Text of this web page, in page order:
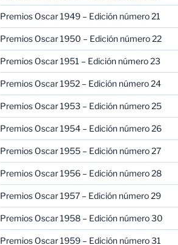
Premios Oscar 1949 – Edición número 21
Premios Oscar 1950 – Edición número 22
Premios Oscar 1951 – Edición número 23
Premios Oscar 1952 – Edición número 24
Premios Oscar 1953 – Edición número 25
Premios Oscar 1954 – Edición número 26
Premios Oscar 1955 – Edición número 27
Premios Oscar 1956 – Edición número 28
Premios Oscar 1957 – Edición número 29
Premios Oscar 1958 – Edición número 30
Premios Oscar 1959 – Edición número 31